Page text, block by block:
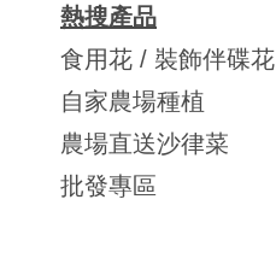
熱搜產品
食用花 / 裝飾伴碟花
自家農場種植
農場直送沙律菜
批發專區